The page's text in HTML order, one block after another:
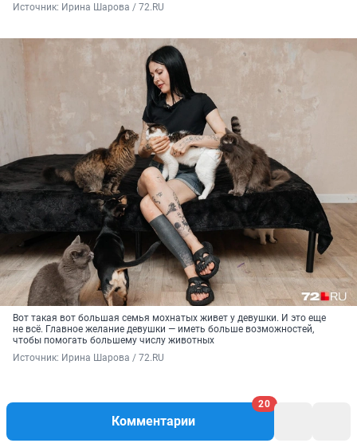
Комментарии
20
Источник: Ирина Шарова / 72.RU
Вот такая вот большая семья мохнатых живет у девушки. И это еще
не всё. Главное желание девушки — иметь больше возможностей,
чтобы помогать большему числу животных
Источник: Ирина Шарова / 72.RU
«Мне кажется, я делаю мало»